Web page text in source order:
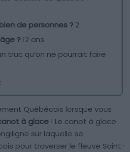
de personnes ? 2
?12 ans
truc qu’on ne pourrait faire
Québécois lorsque vous
à glace ! Le canot à glace
sur laquelle se
pour traverser le fleuve Saint-